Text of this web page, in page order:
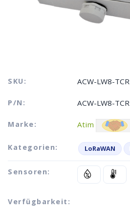
SKU: ACW-LW8-TCR
P/N: ACW-LW8-TCR
Marke: Atim
Kategorien: LoRaWAN
Sensoren:
Verfügbarkeit: